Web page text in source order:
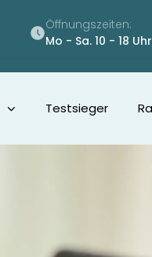
Öffnungszeiten:
Mo - Sa. 10 - 18 Uhr
Testsieger